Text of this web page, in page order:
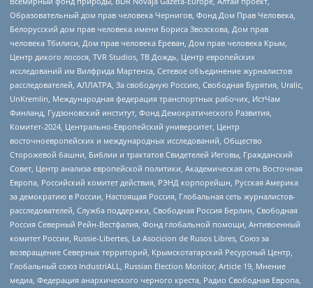
Образовательный дом прав человека Чернигов, Фонд Дом Прав Человека,
Белорусский дом прав человека имени Бориса Звозскова, Дом прав
человека Тбилиси, Дом прав человека Ереван, Дом прав человека Крым,
Центр дикого лосося, TVR Studios, ТВ Дождь, Центр европейских
исследований им Вилфрида Мартенса, Сетевое объединение журналистов
расследователей, АЛЛАТРА, За свободную Россию, Свободная Бурятия, Uralic,
UnKremlin, Международная федерация транспортных рабочих, ИстЧам
Финланд, Гудзоновский институт, Фонд Демократического Развития,
Комитет-2024, Центрально-Европейский университет, Центр
восточноевропейских и международных исследований, Общество
Сторожевой башни, Библии и трактатов Свидетелей Иеговы, Гражданский
Совет, Центр анализа европейской политики, Академическая сеть Восточная
Европа, Российский комитет действия, РЭНД корпорейшн, Русская Америка
за демократию в России, Настоящая Россия, Глобальная сеть журналистов-
расследователей, Служба поддержки, Свободная Россия Берлин, Свободная
Россия Северный Рейн-Вестфалия, Фонд глобальной помощи, Антивоенный
комитет России, Russie-Libertes, La Asocicion de Rusos Libres, Союз за
возвращение Северных территорий, Крымскотатарский Ресурсный Центр,
Глобальный союз IndustriALL, Russian Election Monitor, Article 19, Мнение
медиа, Федерация анархического черного креста, Радио Свободная Европа,